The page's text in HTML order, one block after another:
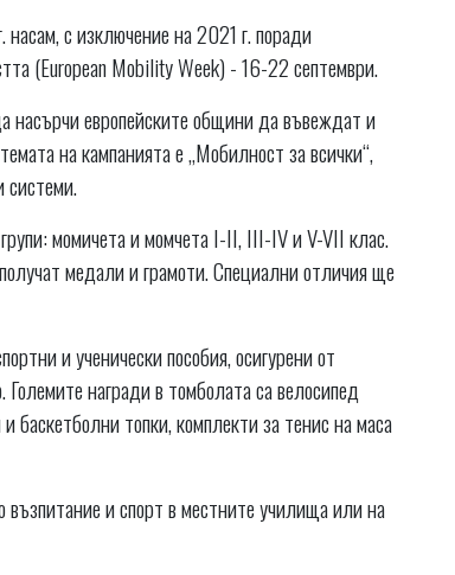
с изключение на 2021 г. поради
(European Mobility Week) - 16-22 септември.
насърчи европейските общини да въвеждат и
на кампанията е „Мобилност за всички“,
системи.
момичета и момчета I-II, III-IV и V-VII клас.
медали и грамоти. Специални отличия ще
и ученически пособия, осигурени от
награди в томболата са велосипед
топки, комплекти за тенис на маса
възпитание и спорт в местните училища или на